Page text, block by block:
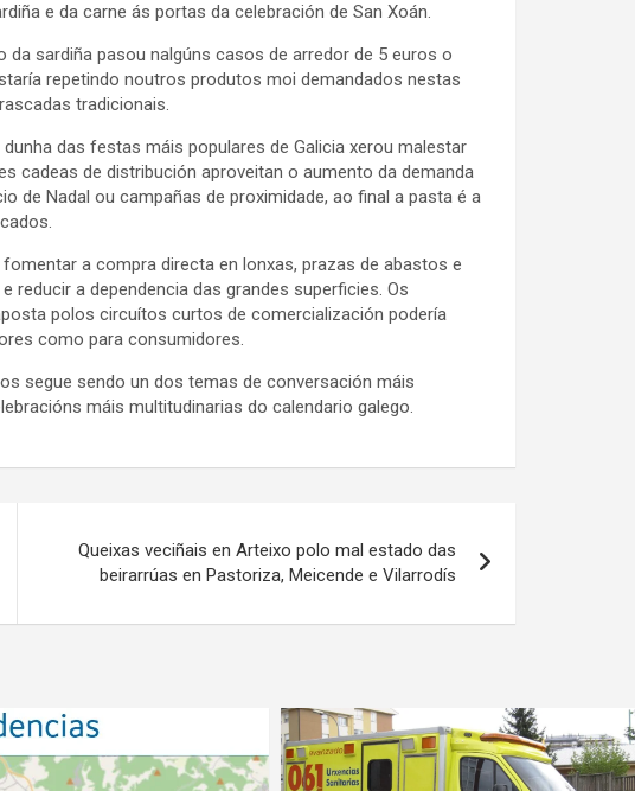
e da carne ás portas da celebración de San Xoán.
sardiña pasou nalgúns casos de arredor de 5 euros o
repetindo noutros produtos moi demandados nestas
tradicionais.
das festas máis populares de Galicia xerou malestar
cadeas de distribución aproveitan o aumento da demanda
de Nadal ou campañas de proximidade, ao final a pasta é a
a compra directa en lonxas, prazas de abastos e
a dependencia das grandes superficies. Os
polos circuítos curtos de comercialización podería
como para consumidores.
segue sendo un dos temas de conversación máis
máis multitudinarias do calendario galego.
Queixas veciñais en Arteixo polo mal estado das
beirarrúas en Pastoriza, Meicende e Vilarrodís